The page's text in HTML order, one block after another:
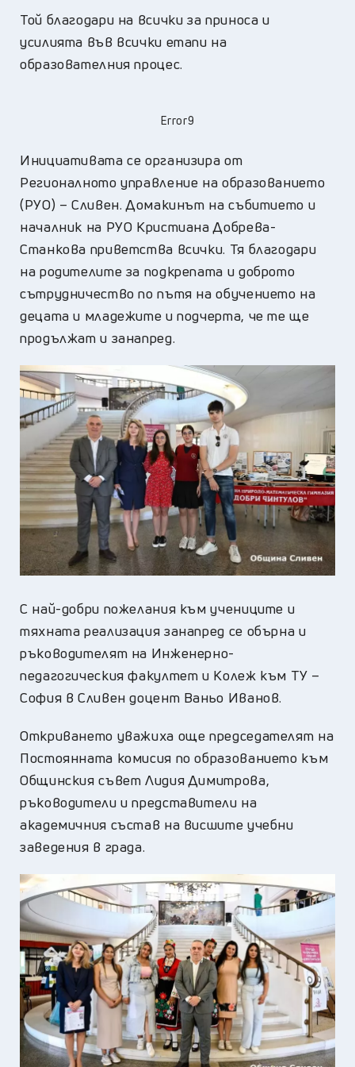
Той благодари на всички за приноса и
усилията във всички етапи на
образователния процес.
Error9
Инициативата се организира от
Регионалното управление на образованието
(РУО) – Сливен. Домакинът на събитието и
началник на РУО Кристиана Добрева-
Станкова приветства всички. Тя благодари
на родителите за подкрепата и доброто
сътрудничество по пътя на обучението на
децата и младежите и подчерта, че те ще
продължат и занапред.
С най-добри пожелания към учениците и
тяхната реализация занапред се обърна и
ръководителят на Инженерно-
педагогическия факултет и Колеж към ТУ –
София в Сливен доцент Ваньо Иванов.
Откриването уважиха още председателят на
Постоянната комисия по образованието към
Общинския съвет Лидия Димитрова,
ръководители и представители на
академичния състав на висшите учебни
заведения в града.